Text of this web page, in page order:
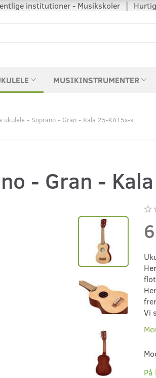
institutioner - Musikskoler │
MUSIKINSTRUMENTER
ukulele - Soprano - Gran - Kala 25-KA15s-s
- Gran -
Vi
På